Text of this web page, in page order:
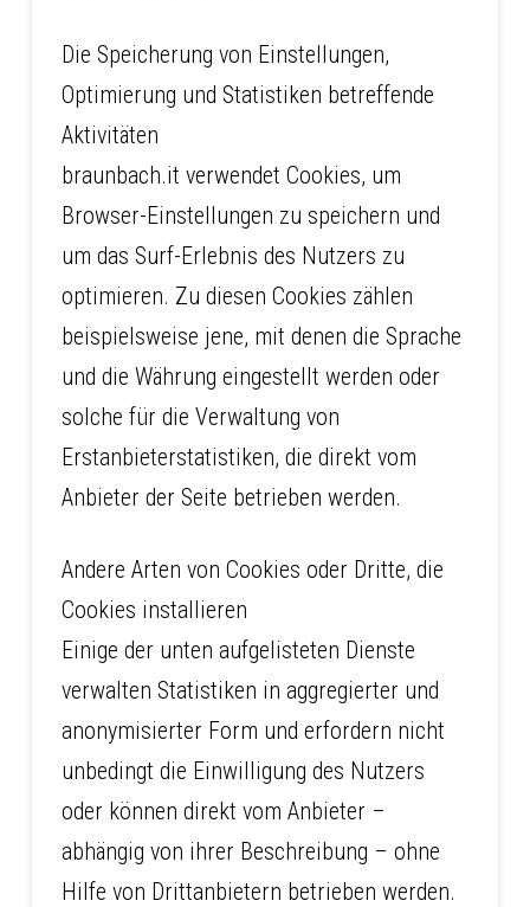
Die Speicherung von Einstellungen,
Optimierung und Statistiken betreffende
Aktivitäten
braunbach.it verwendet Cookies, um
Browser-Einstellungen zu speichern und
um das Surf-Erlebnis des Nutzers zu
optimieren. Zu diesen Cookies zählen
beispielsweise jene, mit denen die Sprache
und die Währung eingestellt werden oder
solche für die Verwaltung von
Erstanbieterstatistiken, die direkt vom
Anbieter der Seite betrieben werden.
Andere Arten von Cookies oder Dritte, die
Cookies installieren
Einige der unten aufgelisteten Dienste
verwalten Statistiken in aggregierter und
anonymisierter Form und erfordern nicht
unbedingt die Einwilligung des Nutzers
oder können direkt vom Anbieter –
abhängig von ihrer Beschreibung – ohne
Hilfe von Drittanbietern betrieben werden.